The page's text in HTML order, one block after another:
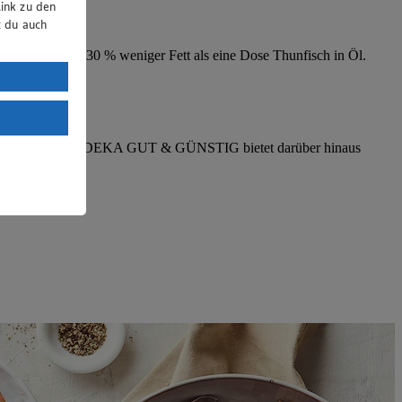
und rund 30 % weniger Fett als eine Dose Thunfisch in Öl.
Olivenöl. EDEKA GUT & GÜNSTIG bietet darüber hinaus
zu den
auch
DSGVO
mit
das